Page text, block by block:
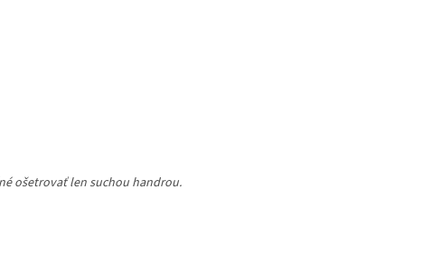
ošetrovať len suchou handrou.